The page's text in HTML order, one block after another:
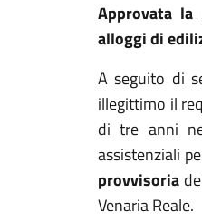
Approvata la
alloggi di
A seguito di
illegittimo il
di tre anni
assistenziali
provvisoria
Venaria Reale.